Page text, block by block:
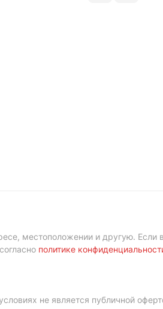
местоположении и другую. Если
политике
не является публичной